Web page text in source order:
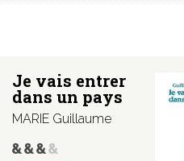
Je vais entrer
dans un pays
MARIE Guillaume